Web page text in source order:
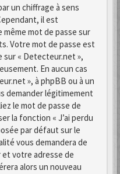
un chiffrage à sens
il est
même mot de passe sur
Votre mot de passe est
sur « Detecteur.net »,
En aucun cas
», à phpBB ou à un
demander légitimement
le mot de passe de
la fonction « J’ai perdu
par défaut sur le
vous demandera de
votre adresse de
alors un nouveau